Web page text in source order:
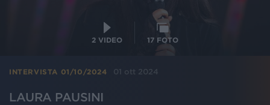
INTERVISTA 01/10/2024 01 ott 2024
LAURA PAUSINI
2 VIDEO 17 FOTO